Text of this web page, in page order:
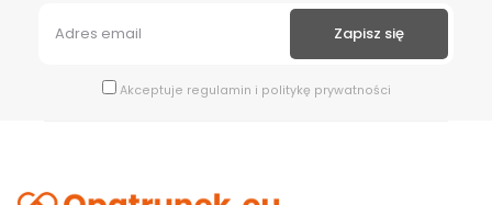
Akceptuje regulamin i politykę prywatności